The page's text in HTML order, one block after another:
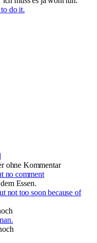
do it.
ohne Kommentar
no comment
Essen.
not too soon because of